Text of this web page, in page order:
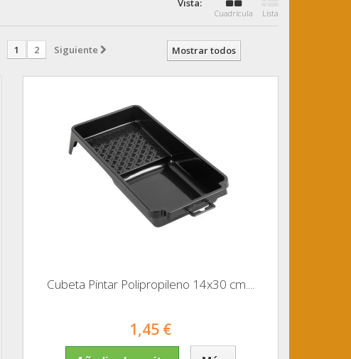
Vista:
Cuadrícula Lista
Mostrar todos
1 2 Siguiente
Cubeta Pintar Polipropileno 14x30 cm....
1,45 €